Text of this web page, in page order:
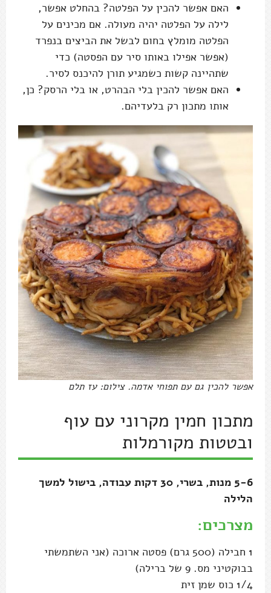
האם אפשר להכין על הפלטה? בהחלט אפשר,
לילה על הפלטה יהיה מעולה. אם מכינים על
הפלטה מומלץ בחום לבשל את הביצים בנפרד
(אפשר אפילו באותו סיר עם הפסטה) כדי
שתהיינה קשות כשמגיע תורן להיכנס לסיר.
האם אפשר להכין בלי הבהרט, או בלי הרסק? כן,
אותו מתכון רק בלעדיהם.
אפשר להכין גם עם תפוחי אדמה. צילום: עז תלם
מתכון חמין מקרוני עם עוף
ובטטות מקורמלות
5-6 מנות, בשרי, 30 דקות עבודה, בישול למשך
הלילה
מצרכים:
1 חבילה (500 גרם) פסטה ארוכה (אני השתמשתי
בבוקטיני מס. 9 של ברילה)
1/4 כוס שמן זית